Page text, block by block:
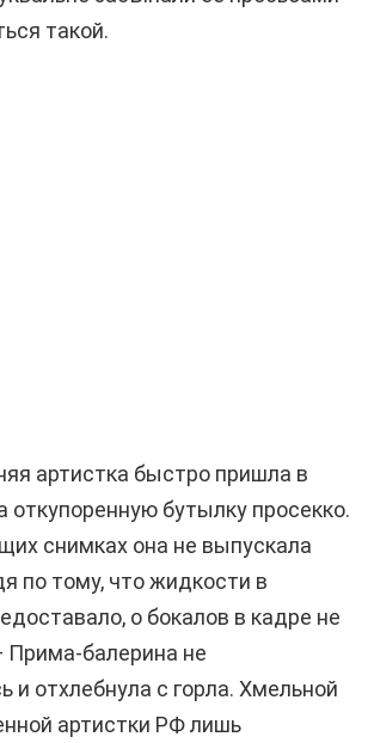
такой.
артистка быстро пришла в
откупоренную бутылку просекко.
снимках она не выпускала
по тому, что жидкости в
о бокалов в кадре не
балерина не
и отхлебнула с горла. Хмельной
артистки РФ лишь